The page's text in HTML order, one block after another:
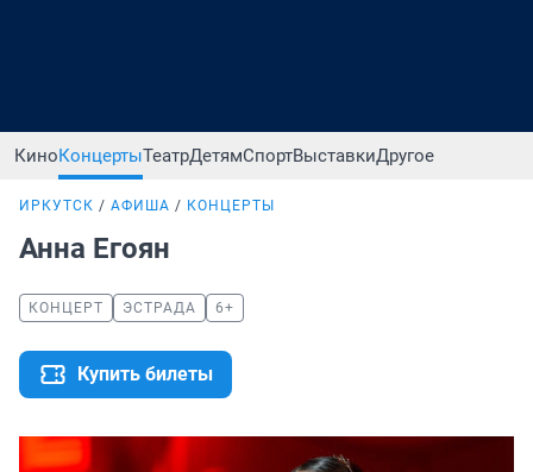
КиноКонцертыТеатрДетямСпортВыставкиДругое
ИРКУТСК АФИША КОНЦЕРТЫ
Анна Егоян
КОНЦЕРТ ЭСТРАДА 6+
Купить билеты